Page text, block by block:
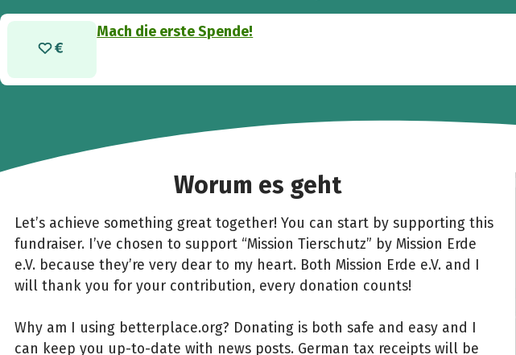
Mach die erste Spende!
Worum es geht
Let’s achieve something great together! You can start by supporting this
fundraiser. I’ve chosen to support “Mission Tierschutz” by Mission Erde
e.V. because they’re very dear to my heart. Both Mission Erde e.V. and I
will thank you for your contribution, every donation counts!
Why am I using betterplace.org? Donating is both safe and easy and I
can keep you up-to-date with news posts. German tax receipts will be